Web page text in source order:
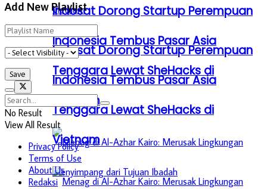
Indosat Dorong Startup Perempuan
Indonesia Tembus Pasar Asia
Tenggara Lewat SheHacks di
Vietnam
Indosat Dorong Startup Perempuan
Indonesia Tembus Pasar Asia
Tenggara Lewat SheHacks di
Vietnam
Add New Playlist
No Result
View All Result
Privacy Policy
Terms of Use
About Us
Redaksi